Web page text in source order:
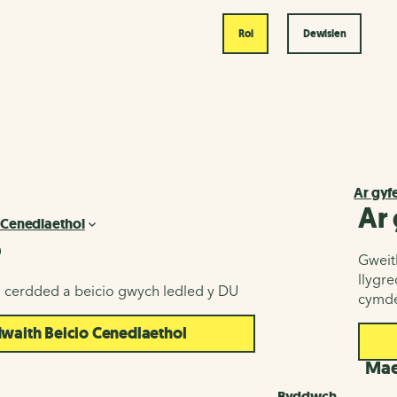
Roi Dewislen
a beicio gwych ledled y DU
Beicio Cenedlaethol
Ar
Ar